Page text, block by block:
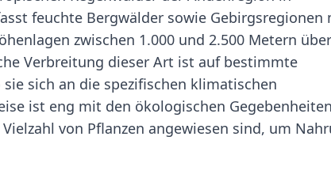
feuchte Bergwälder sowie Gebirgsregionen
zwischen 1.000 und 2.500 Metern über
Verbreitung dieser Art ist auf bestimmte
sich an die spezifischen klimatischen
ist eng mit den ökologischen Gegebenheiten
von Pflanzen angewiesen sind, um